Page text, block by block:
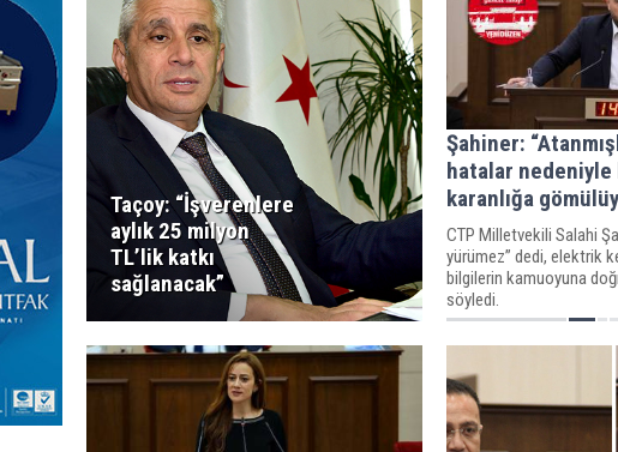
Taçoy: “İşverenlere
aylık 25 milyon
TL’lik katkı
sağlanacak”
Şahiner:
hatalar
karanlığa
CTP Milletvekili Salahi
yürümez” dedi, elektrik
bilgilerin kamuoyuna
söyledi.